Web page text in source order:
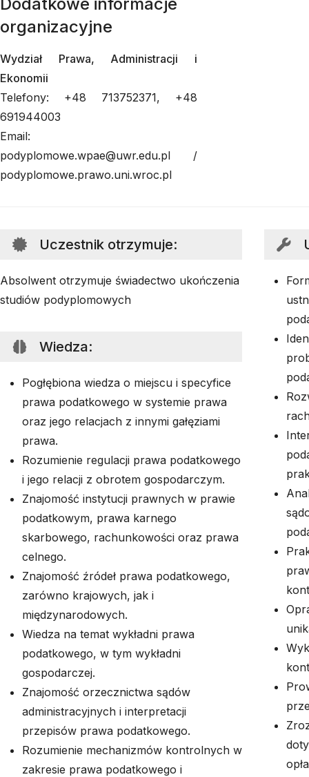
organizacyjne
Wydział Prawa, Administracji i
Ekonomii
Telefony: +48 713752371, +48
691944003
Email:
podyplomowe.wpae@uwr.edu.pl /
podyplomowe.prawo.uni.wroc.pl
Uczestnik otrzymuje:
Absolwent otrzymuje świadectwo ukończenia
studiów podyplomowych
Wiedza:
Pogłębiona wiedza o miejscu i specyfice
prawa podatkowego w systemie prawa
oraz jego relacjach z innymi gałęziami
prawa.
Rozumienie regulacji prawa podatkowego
i jego relacji z obrotem gospodarczym.
Znajomość instytucji prawnych w prawie
podatkowym, prawa karnego
skarbowego, rachunkowości oraz prawa
celnego.
Znajomość źródeł prawa podatkowego,
zarówno krajowych, jak i
międzynarodowych.
Wiedza na temat wykładni prawa
podatkowego, w tym wykładni
gospodarczej.
Znajomość orzecznictwa sądów
administracyjnych i interpretacji
przepisów prawa podatkowego.
Rozumienie mechanizmów kontrolnych w
zakresie prawa podatkowego i